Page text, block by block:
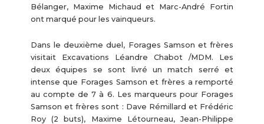
Bélanger, Maxime Michaud et Marc-André Fortin
ont marqué pour les vainqueurs.
Dans le deuxième duel, Forages Samson et frères
visitait Excavations Léandre Chabot /MDM. Les
deux équipes se sont livré un match serré et
intense que Forages Samson et frères a remporté
au compte de 7 à 6. Les marqueurs pour Forages
Samson et frères sont : Dave Rémillard et Frédéric
Roy (2 buts), Maxime Létourneau, Jean-Philippe